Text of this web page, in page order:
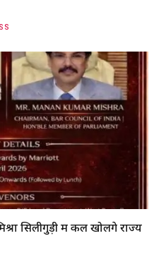
सिलीगुड़ी में कल खोलेंगे राज्य